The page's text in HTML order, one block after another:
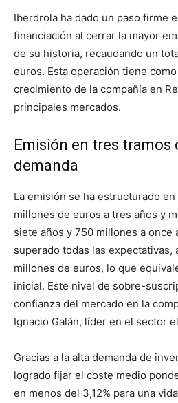
Iberdrola ha dado un paso firme
financiación al cerrar la mayor
de su historia, recaudando un
euros. Esta operación tiene
crecimiento de la compañía en
principales mercados.
Emisión en tres tramos
demanda
La emisión se ha estructurado
millones de euros a tres años y
siete años y 750 millones a once
superado todas las expectativas,
millones de euros, lo que
inicial. Este nivel de sobre-
confianza del mercado en la
Ignacio Galán, líder en el sector
Gracias a la alta demanda de
logrado fijar el coste medio
en menos del 3,12% para una